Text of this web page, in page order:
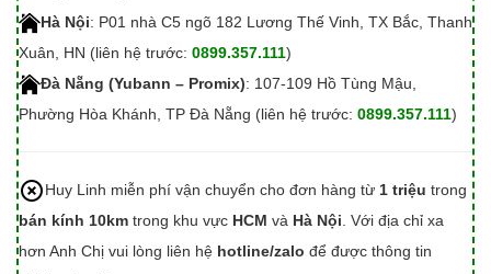
Hà Nội: P01 nhà C5 ngõ 182 Lương Thế Vinh, TX Bắc, Thanh
Xuân, HN (liên hệ trước: 0899.357.111)
Đà Nẵng (Yubann – Promix): 107-109 Hồ Tùng Mậu,
Phường Hòa Khánh, TP Đà Nẵng (liên hệ trước: 0899.357.111)
Huy Linh miễn phí vận chuyển cho đơn hàng từ 1 triệu trong
bán kính 10km trong khu vực HCM và Hà Nội . Với địa chỉ xa
hơn Anh Chị vui lòng liên hệ hotline/zalo để được thông tin